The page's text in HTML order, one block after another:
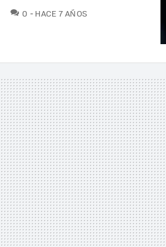
0 COMENTARIOS
HACE 7 AÑOS